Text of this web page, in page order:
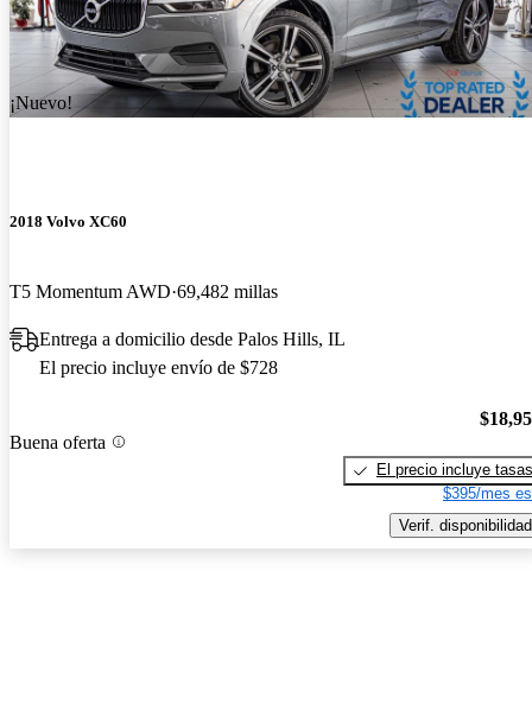
¡Nuevo!
2018 Volvo XC60
T5 Momentum AWD 69,482 millas
Entrega a domicilio desde Palos Hills, IL
El precio incluye envío de $728
Buena oferta
El precio incluye tasas
$395/mes
Verif. disponibilidad